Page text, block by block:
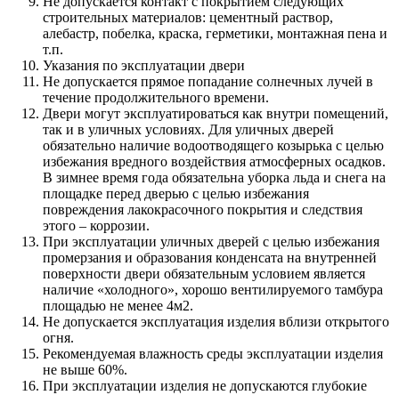
строительных материалов: цементный раствор,
алебастр, побелка, краска, герметики, монтажная пена и
т.п.
Указания по эксплуатации двери
Не допускается прямое попадание солнечных лучей в
течение продолжительного времени.
Двери могут эксплуатироваться как внутри помещений,
так и в уличных условиях. Для уличных дверей
обязательно наличие водоотводящего козырька с целью
избежания вредного воздействия атмосферных осадков.
В зимнее время года обязательна уборка льда и снега на
площадке перед дверью с целью избежания
повреждения лакокрасочного покрытия и следствия
этого – коррозии.
При эксплуатации уличных дверей с целью избежания
промерзания и образования конденсата на внутренней
поверхности двери обязательным условием является
наличие «холодного», хорошо вентилируемого тамбура
площадью не менее 4м2.
Не допускается эксплуатация изделия вблизи открытого
огня.
Рекомендуемая влажность среды эксплуатации изделия
не выше 60%.
При эксплуатации изделия не допускаются глубокие